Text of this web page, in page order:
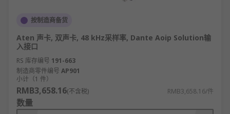
按制造商备货
Aten 声卡, 双声卡, 48 kHz采样率, Dante Aoip Solution输
入接口
RS 库存编号 191-663
制造商零件编号 AP901
小计（1 件）
RMB3,658.16(不含税) RMB3,658.16/件
数量